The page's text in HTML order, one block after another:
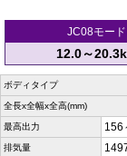
JC08モード
12.0～
ボディタイプ
全長x全幅x全高(mm)
最高出力 156
排気量